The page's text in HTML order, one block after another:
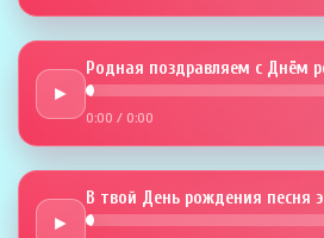
►
Родная поздравляем с Днём
0:00 / 0:00
►
В твой День рождения песня